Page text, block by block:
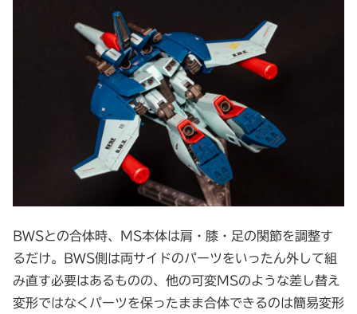
BWSとの合体時、MS本体は肩・膝・足の関節を調整す
るだけ。BWS側は両サイドのパーツをいったん外して組
み直す必要はあるものの、他の可変MSのような差し替え
変形ではなくパーツを保ったまま合体できるのは簡易変形